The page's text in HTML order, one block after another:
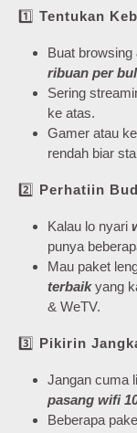
1️⃣ Tentukan
Buat
ribuan per
Sering
ke atas.
Gamer atau
rendah biar
2️⃣ Perhatiin
Kalau lo nyari
punya
Mau paket
terbaikyang
& WeTV.
3️⃣ Pikirin
Jangan cuma
pasang wifi
Beberapa